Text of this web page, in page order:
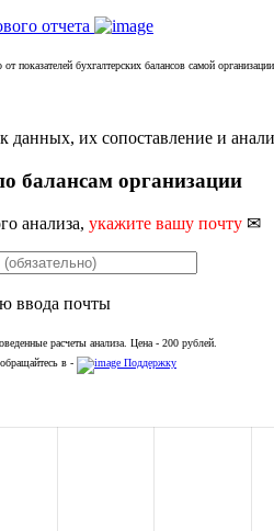
отчета
показателей бухгалтерских балансов самой организации
их сопоставление и
балансам организации
анализа, укажите вашу почту ✉
ввода почты
расчеты анализа. Цена - 200 рублей.
в - Поддержку